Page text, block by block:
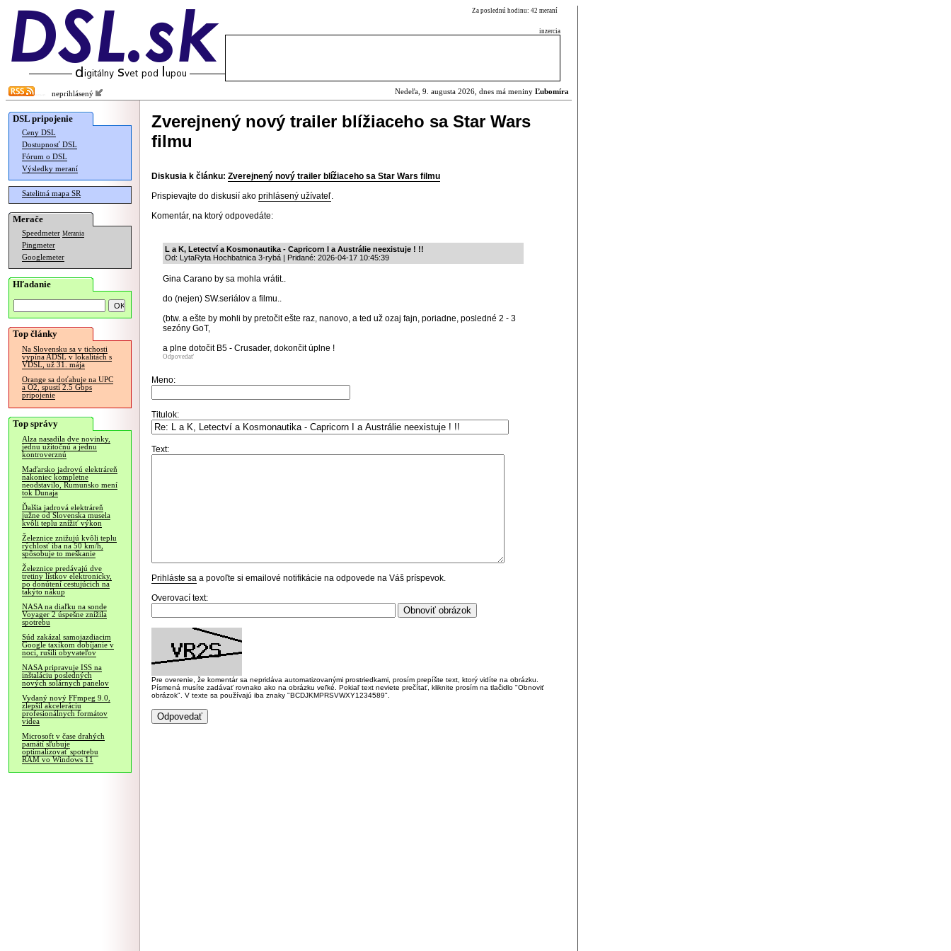
Za poslednú hodinu: 42 meraní
inzercia
neprihlásený Nedeľa, 9. augusta 2026, dnes má meniny Ľubomíra
DSL pripojenie
Ceny DSL
Dostupnosť DSL
Fórum o DSL
Výsledky meraní
Satelitná mapa SR
Merače
Speedmeter Merania
Pingmeter
Googlemeter
Hľadanie
Top články
Na Slovensku sa v tichosti
vypína ADSL v lokalitách s
VDSL, už 31. mája
Orange sa doťahuje na UPC
a O2, spustí 2.5 Gbps
pripojenie
Top správy
Alza nasadila dve novinky,
jednu užitočnú a jednu
kontroverznú
Maďarsko jadrovú elektráreň
nakoniec kompletne
neodstavilo, Rumunsko mení
tok Dunaja
Ďalšia jadrová elektráreň
južne od Slovenska musela
kvôli teplu znížiť výkon
Železnice znižujú kvôli teplu
rýchlosť iba na 50 km/h,
spôsobuje to meškanie
Železnice predávajú dve
tretiny lístkov elektronicky,
po donútení cestujúcich na
takýto nákup
NASA na diaľku na sonde
Voyager 2 úspešne znížila
spotrebu
Súd zakázal samojazdiacim
Google taxíkom dobíjanie v
noci, rušili obyvateľov
NASA pripravuje ISS na
inštaláciu posledných
nových solárnych panelov
Vydaný nový FFmpeg 9.0,
zlepšil akceleráciu
profesionálnych formátov
videa
Microsoft v čase drahých
pamätí sľubuje
optimalizovať spotrebu
RAM vo Windows 11
Zverejnený nový trailer blížiaceho sa Star Wars
filmu
Diskusia k článku: Zverejnený nový trailer blížiaceho sa Star Wars filmu
Prispievajte do diskusií ako prihlásený užívateľ.
Komentár, na ktorý odpovedáte:
L a K, Letectví a Kosmonautika - Capricorn I a Austrálie neexistuje ! !!
Od: LytaRyta Hochbatnica 3-rybá | Pridané: 2026-04-17 10:45:39
Gina Carano by sa mohla vrátit..
do (nejen) SW.seriálov a filmu..
(btw. a ešte by mohli by pretočit ešte raz, nanovo, a ted už ozaj fajn, poriadne, posledné 2 - 3
sezóny GoT,
a plne dotočit B5 - Crusader, dokončit úplne !
Odpovedať
Meno:
Titulok:
Text:
Prihláste sa a povoľte si emailové notifikácie na odpovede na Váš príspevok.
Overovací text:
Pre overenie, že komentár sa nepridáva automatizovanými prostriedkami, prosím prepíšte text, ktorý vidíte na obrázku.
Písmená musíte zadávať rovnako ako na obrázku veľké. Pokiaľ text neviete prečítať, kliknite prosím na tlačidlo "Obnoviť
obrázok". V texte sa používajú iba znaky "BCDJKMPRSVWXY1234589".